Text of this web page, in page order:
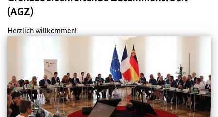
(AGZ)
Herzlich willkommen!